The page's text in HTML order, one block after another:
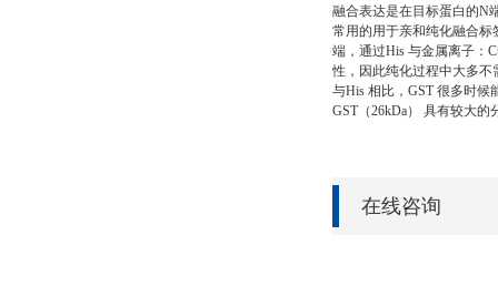
融合表达是在目标蛋白的N
常用的用于亲和纯化融合标
端，通过His 与金属离子：
性，因此纯化过程中大多不
与His 相比，GST 很多时
GST（26kDa） 具有较大
在线咨询